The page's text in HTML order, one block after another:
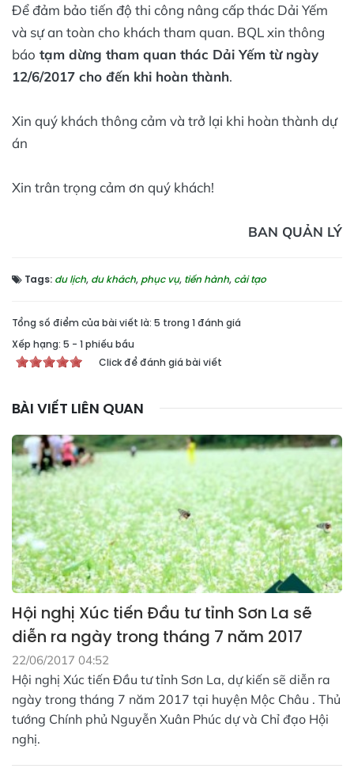
Để đảm bảo tiến độ thi công nâng cấp thác Dải Yếm
và sự an toàn cho khách tham quan. BQL xin thông
báo tạm dừng tham quan thác Dải Yếm từ ngày
12/6/2017 cho đến khi hoàn thành.
Xin quý khách thông cảm và trở lại khi hoàn thành dự
án
Xin trân trọng cảm ơn quý khách!
BAN QUẢN LÝ
Tags: du lịch, du khách, phục vụ, tiến hành, cải tạo
Tổng số điểm của bài viết là: 5 trong 1 đánh giá
Xếp hạng: 5 - 1 phiếu bầu
Click để đánh giá bài viết
BÀI VIẾT LIÊN QUAN
Hội nghị Xúc tiến Đầu tư tỉnh Sơn La sẽ
diễn ra ngày trong tháng 7 năm 2017
22/06/2017 04:52
Hội nghị Xúc tiến Đầu tư tỉnh Sơn La, dự kiến sẽ diễn ra
ngày trong tháng 7 năm 2017 tại huyện Mộc Châu . Thủ
tướng Chính phủ Nguyễn Xuân Phúc dự và Chỉ đạo Hội
nghị.